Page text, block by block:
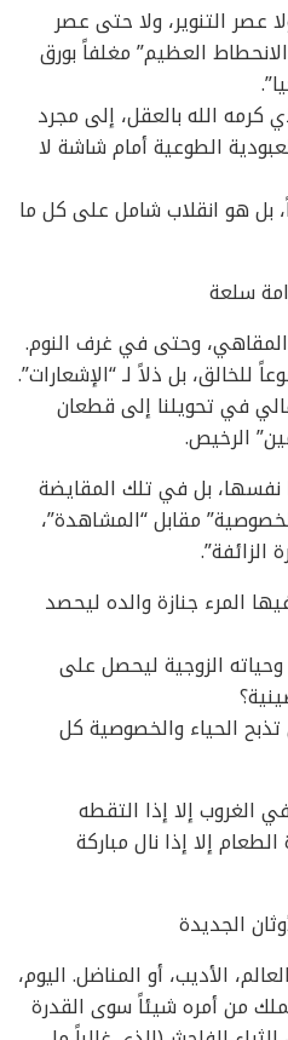
عصر التنوير، ولا حتى عصر
العظيم” مغلفاً بورق
كرمه الله بالعقل، إلى مجرد
الطوعية أمام شاشة لا
بل هو انقلاب شامل على كل ما
سلعة
وحتى في غرف النوم.
بل ذلاً لـ “الإشعارات”.
في تحويلنا إلى قطعان
الرخيص.
نفسها، بل في تلك المقايضة
مقابل “المشاهدة”،
الزائفة”.
المرء جنازة والده ليحصد
الزوجية ليحصل على
تذبح الحياء والخصوصية كل
الغروب إلا إذا التقطه
إلا إذا نال مباركة
الجديدة
الأديب، أو المناضل. اليوم،
من أمره شيئاً سوى القدرة